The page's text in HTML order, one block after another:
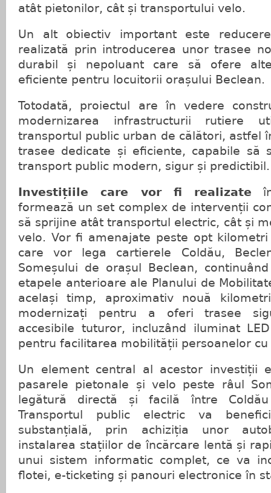
atât pietonilor, cât și transportului velo.
Un alt obiectiv important este
realizată prin introducerea unor trasee
durabil și nepoluant care să ofere
eficiente pentru locuitorii orașului Beclean.
Totodată, proiectul are în vedere
modernizarea infrastructurii rutiere
transportul public urban de călători, astfel
trasee dedicate și eficiente, capabile să
transport public modern, sigur și predictibil.
Investițiile care vor fi realizate
formează un set complex de intervenții
să sprijine atât transportul electric, cât și
velo. Vor fi amenajate peste opt
care vor lega cartierele Coldău,
Someșului de orașul Beclean,
etapele anterioare ale Planului de
același timp, aproximativ nouă
modernizați pentru a oferi trasee
accesibile tuturor, incluzând iluminat
pentru facilitarea mobilității persoanelor
Un element central al acestor investiții
pasarele pietonale și velo peste râul
legătură directă și facilă între
Transportul public electric va
substanțială, prin achiziția unor
instalarea stațiilor de încărcare lentă și
unui sistem informatic complet, ce va
flotei, e-ticketing și panouri electronice în